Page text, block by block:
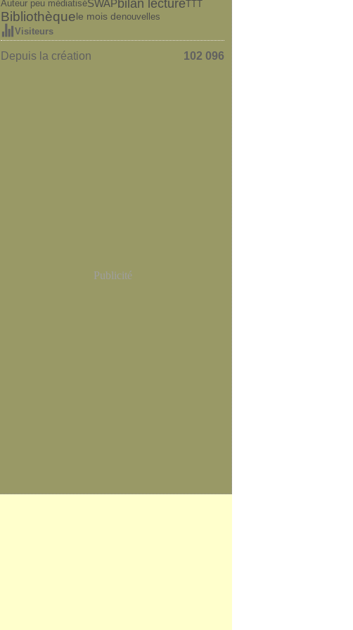
Auteur peu médiatiséSWAPbilan lectureTTT
Bibliothèquele mois denouvelles
Visiteurs
Depuis la création 102 096
Publicité